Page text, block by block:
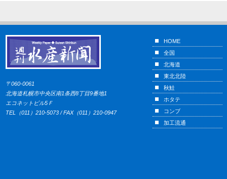
〒060-0061
北海道札幌市中央区南1条西8丁目9番地1
エコネットビル5Ｆ
TEL（011）210-5073 / FAX（011）210-0947
HOME
全国
北海道
東北北陸
秋鮭
ホタテ
コンブ
加工流通